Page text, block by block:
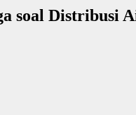
soal Distribusi